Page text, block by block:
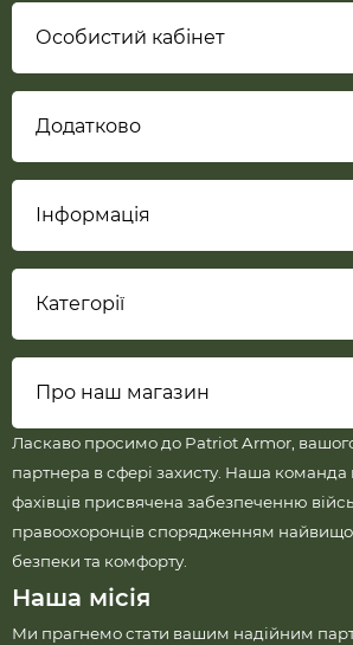
Особистий кабінет
Додатково
Інформація
Категорії
Про наш магазин
Ласкаво просимо до Patriot Armor,
партнера в сфері захисту. Наша
фахівців присвячена забезпеченню
правоохоронців спорядженням найвищої
безпеки та комфорту.
Наша місія
Ми прагнемо стати вашим надійним